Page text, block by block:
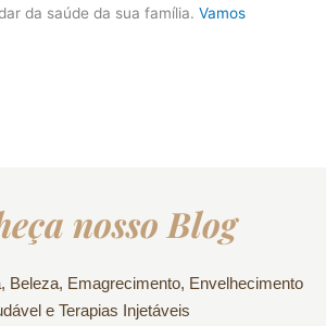
da saúde da sua família. Vamos
nosso Blog
Beleza, Emagrecimento, Envelhecimento
e Terapias Injetáveis